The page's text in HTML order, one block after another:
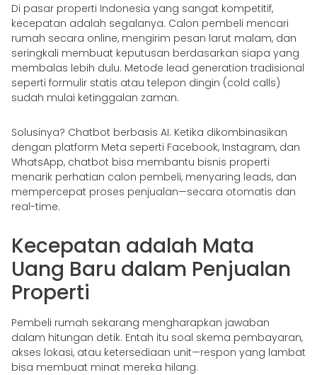
Di pasar properti Indonesia yang sangat kompetitif,
kecepatan adalah segalanya. Calon pembeli mencari
rumah secara online, mengirim pesan larut malam, dan
seringkali membuat keputusan berdasarkan siapa yang
membalas lebih dulu. Metode lead generation tradisional
seperti formulir statis atau telepon dingin (cold calls)
sudah mulai ketinggalan zaman.
Solusinya? Chatbot berbasis AI. Ketika dikombinasikan
dengan platform Meta seperti Facebook, Instagram, dan
WhatsApp, chatbot bisa membantu bisnis properti
menarik perhatian calon pembeli, menyaring leads, dan
mempercepat proses penjualan—secara otomatis dan
real-time.
Kecepatan adalah Mata
Uang Baru dalam Penjualan
Properti
Pembeli rumah sekarang mengharapkan jawaban
dalam hitungan detik. Entah itu soal skema pembayaran,
akses lokasi, atau ketersediaan unit—respon yang lambat
bisa membuat minat mereka hilang.